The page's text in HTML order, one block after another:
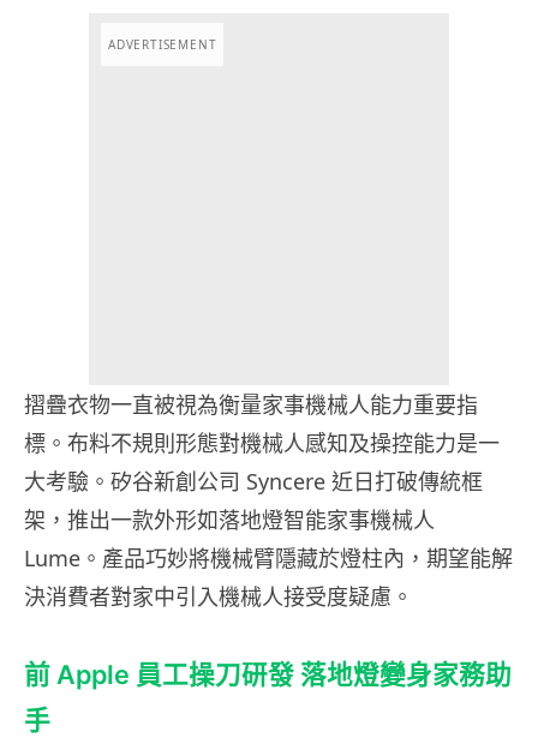
ADVERTISEMENT
摺疊衣物一直被視為衡量家事機械人能力重要指
標。布料不規則形態對機械人感知及操控能力是一
大考驗。矽谷新創公司 Syncere 近日打破傳統框
架，推出一款外形如落地燈智能家事機械人
Lume。產品巧妙將機械臂隱藏於燈柱內，期望能解
決消費者對家中引入機械人接受度疑慮。
前 Apple 員工操刀研發 落地燈變身家務助
手